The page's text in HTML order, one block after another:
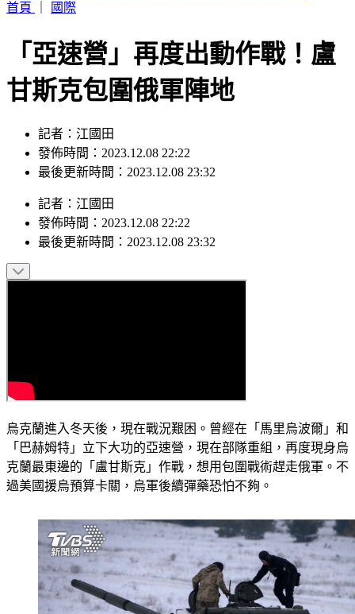
首頁
國際
「亞速營」再度出動作戰！盧
甘斯克包圍俄軍陣地
記者：江國田
發佈時間：2023.12.08 22:22
最後更新時間：2023.12.08 23:32
記者 ： 江國田
發佈時間： 2023.12.08 22:22
最後更新時間： 2023.12.08 23:32
烏克蘭進入冬天後，現在戰況艱困。曾經在「馬里烏波爾」和
「巴赫姆特」立下大功的亞速營，現在部隊重組，再度現身烏
克蘭最東邊的「盧甘斯克」作戰，想用包圍戰術趕走俄軍。不
過美國援烏預算卡關，烏軍後續彈藥恐怕不夠。